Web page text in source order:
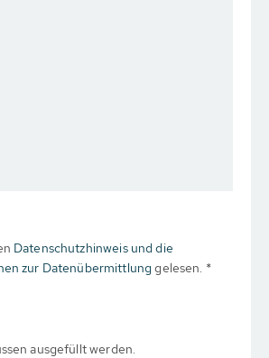
Datenschutzhinweis und die
zur Datenübermittlunggelesen. *
ausgefüllt werden.